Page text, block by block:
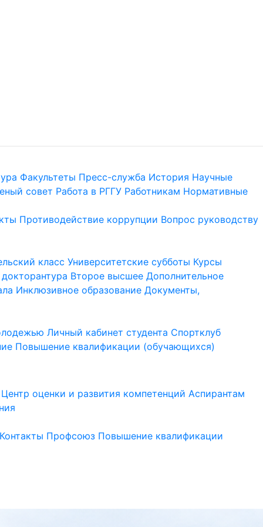
Факультеты Пресс-служба История Научные
совет Работа в РГГУ Работникам Нормативные
Противодействие коррупции Вопрос руководству
класс Университетские субботы Курсы
Второе высшее Дополнительное
Инклюзивное образование Документы,
Личный кабинет студента Спортклуб
Повышение квалификации (обучающихся)
Центр оценки и развития компетенций Аспирантам
Контакты Профсоюз Повышение квалификации